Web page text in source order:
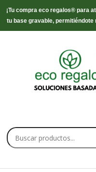
¡Tu compra eco regalos® para
tu base gravable,